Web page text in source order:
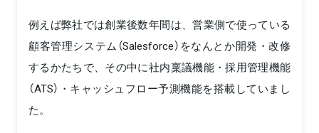
例えば弊社では創業後数年間は、営業側で使っている
顧客管理システム（Salesforce）をなんとか開発・改修
するかたちで、その中に社内稟議機能・採用管理機能
（ATS）・キャッシュフロー予測機能を搭載していまし
た。